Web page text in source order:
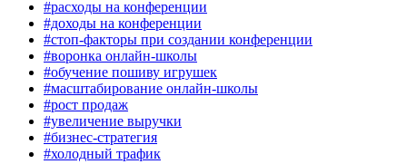
#расходы на конференции
#доходы на конференции
#стоп-факторы при создании конференции
#воронка онлайн-школы
#обучение пошиву игрушек
#масштабирование онлайн-школы
#рост продаж
#увеличение выручки
#бизнес-стратегия
#холодный трафик